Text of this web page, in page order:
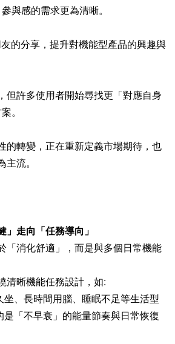
與感的需求更為清晰。
的分享，提升對機能型產品的興趣與
但許多使用者開始尋找更「對應自身
。
的轉變，正在重新定義市場期待，也
主流。
」走向「任務導向」
「消化舒適」，而是與多個日常機能
清晰機能任務設計，如:
坐、長時間用腦、睡眠不足等生活型
是「不早衰」的能量節奏與日常恢復